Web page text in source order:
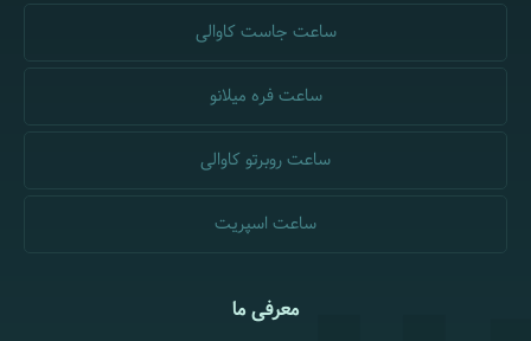
ساعت جاست کاوالی
ساعت فره میلانو
ساعت روبرتو کاوالی
ساعت اسپریت
معرفی ما